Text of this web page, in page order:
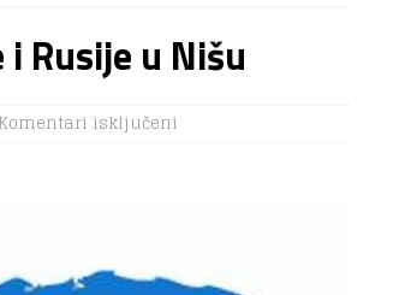
Rusije u Nišu
Komentari isključeni